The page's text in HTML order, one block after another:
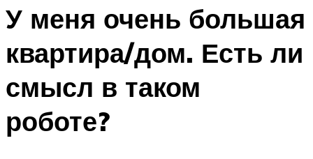
У меня очень большая
квартира/дом. Есть ли
смысл в таком
роботе?